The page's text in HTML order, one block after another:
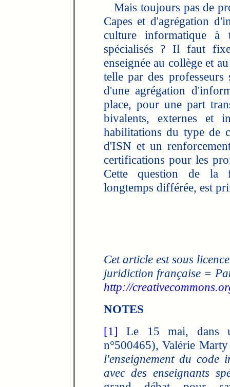
Mais toujours pas de
Capes et d'agrégation
culture informatique à
spécialisés ? Il faut
enseignée au collège et
telle par des professeurs
d'une agrégation
place, pour une part
bivalents, externes et
habilitations du type de
d'ISN et un
certifications pour les
Cette question de la
longtemps différée, est
Cet article est sous licence
juridiction française =
http://
NOTES
[1] Le 15 mai, dans
n°500465), Valérie
l'enseignement du code
avec des enseignants